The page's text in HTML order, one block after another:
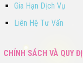
Gia Hạn Dịch Vụ
Liên Hệ Tư Vấn
CHÍNH SÁCH VÀ QUY